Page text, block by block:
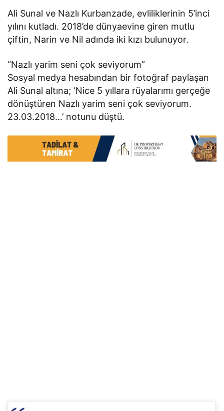
Ali Sunal ve Nazlı Kurbanzade, evliliklerinin 5’inci
yılını kutladı. 2018’de dünyaevine giren mutlu
çiftin, Narin ve Nil adında iki kızı bulunuyor.
“Nazlı yarim seni çok seviyorum”
Sosyal medya hesabından bir fotoğraf paylaşan
Ali Sunal altına; ‘Nice 5 yıllara rüyalarımı gerçeğe
dönüştüren Nazlı yarim seni çok seviyorum.
23.03.2018…’ notunu düştü.